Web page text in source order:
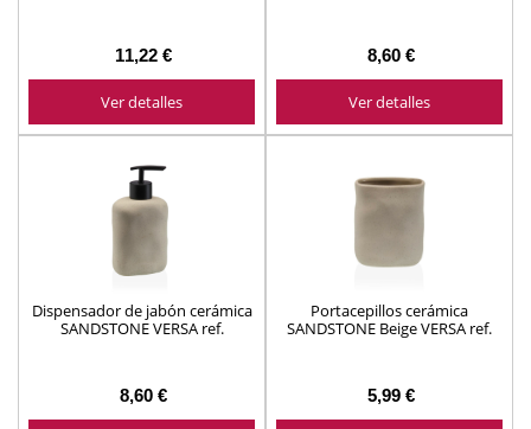
11,22 €
Ver detalles
8,60 €
Ver detalles
Dispensador de jabón cerámica
SANDSTONE VERSA ref.
8,60 €
Portacepillos cerámica
SANDSTONE Beige VERSA ref.
5,99 €